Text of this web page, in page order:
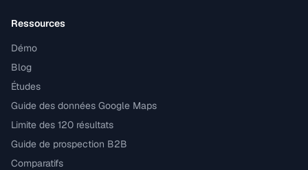
Ressources
Démo
Blog
Études
Guide des données Google Maps
Limite des 120 résultats
Guide de prospection B2B
Comparatifs